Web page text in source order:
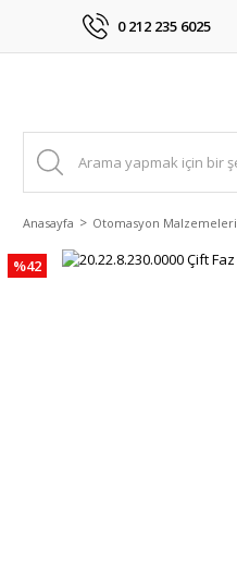
0 212 235 6025
Anasayfa Otomasyon Malzemeleri
%42